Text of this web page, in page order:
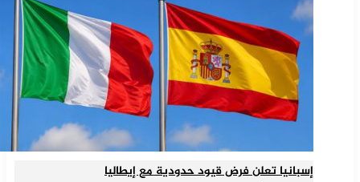
إسبانيا تعلن فرض قيود حدودية مع إيطاليا